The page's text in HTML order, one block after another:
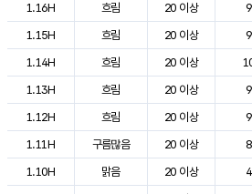
1.16H
흐림 20 이상 9
1.15H
흐림 20 이상 9
1.14H
흐림 20 이상
1.13H
흐림 20 이상 9
1.12H
흐림 20 이상 9
1.11H
구름많음 20 이상 8
1.10H
맑음 20 이상 4